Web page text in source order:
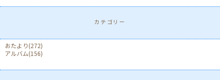
カテゴリー
おたより(272)
アルバム(156)